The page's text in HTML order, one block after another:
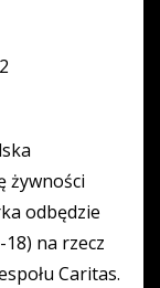
żywności
odbędzie
na rzecz
Caritas.